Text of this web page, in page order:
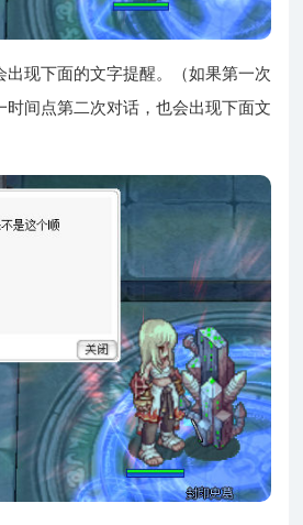
出现下面的文字提醒。（如果第一次
时间点第二次对话，也会出现下面文